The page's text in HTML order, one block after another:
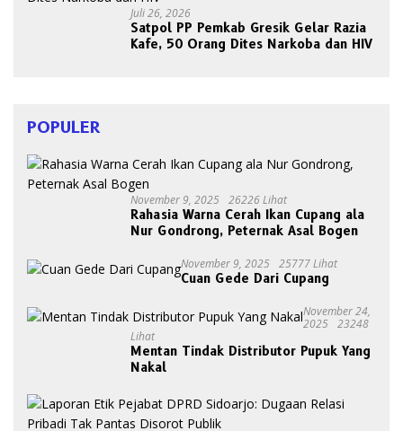
Juli 26, 2026
Satpol PP Pemkab Gresik Gelar Razia
Kafe, 50 Orang Dites Narkoba dan HIV
POPULER
November 9, 2025 26226 Lihat
Rahasia Warna Cerah Ikan Cupang ala
Nur Gondrong, Peternak Asal Bogen
November 9, 2025 25777 Lihat
Cuan Gede Dari Cupang
November 24,
2025 23248
Lihat
Mentan Tindak Distributor Pupuk Yang
Nakal